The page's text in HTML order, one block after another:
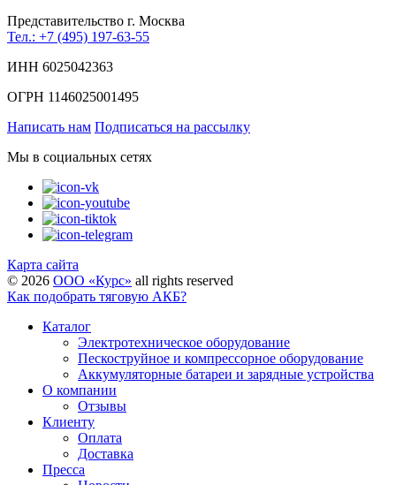
Представительство г. Москва
Тел.: +7 (495) 197-63-55
ИНН 6025042363
ОГРН 1146025001495
Написать нам Подписаться на рассылку
Мы в социальных сетях
Карта сайта
© 2026 ООО «Курс» all rights reserved
Как подобрать тяговую АКБ?
Каталог
Электротехническое оборудование
Пескоструйное и компрессорное оборудование
Аккумуляторные батареи и зарядные устройства
О компании
Отзывы
Клиенту
Оплата
Доставка
Пресса